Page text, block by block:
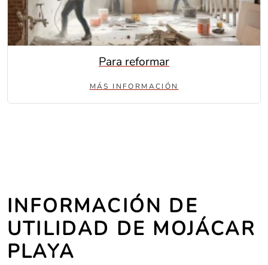
Para reformar
MÁS INFORMACIÓN
INFORMACIÓN DE
UTILIDAD DE MOJÁCAR
PLAYA